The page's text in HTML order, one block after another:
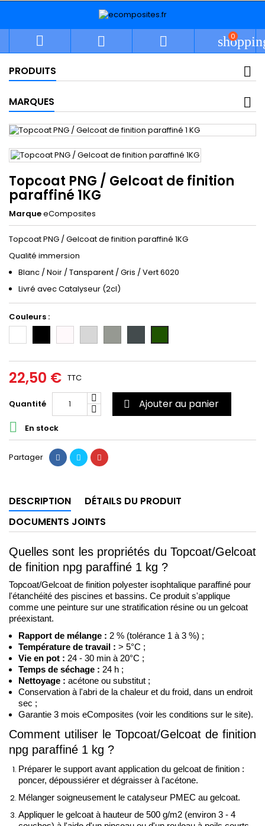
   0
PRODUITS
MARQUES
Topcoat PNG / Gelcoat de finition
paraffiné 1KG
MarqueeComposites
Topcoat PNG / Gelcoat de finition paraffiné 1KG
Qualité immersion
Blanc / Noir / Tansparent / Gris / Vert 6020
Livré avec Catalyseur (2cl)
Couleurs :
clair
7035)
moyen
7004)
foncé
7011)
6020
22,50 € TTC
Quantité  Ajouter au panier
 En stock
Partager
DESCRIPTION
DÉTAILS DU PRODUIT
DOCUMENTS JOINTS
Quelles sont les propriétés du Topcoat/Gelcoat
de finition npg paraffiné 1 kg ?
Topcoat/Gelcoat de finition polyester isophtalique paraffiné pour
l'étanchéité des piscines et bassins. Ce produit s'applique
comme une peinture sur une stratification résine ou un gelcoat
préexistant.
Rapport de mélange : 2 % (tolérance 1 à 3 %) ;
Température de travail : > 5°C ;
Vie en pot : 24 - 30 min à 20°C ;
Temps de séchage : 24 h ;
Nettoyage : acétone ou substitut ;
Conservation à l'abri de la chaleur et du froid, dans un endroit
sec ;
Garantie 3 mois eComposites (voir les conditions sur le site).
Comment utiliser le Topcoat/Gelcoat de finition
npg paraffiné 1 kg ?
Préparer le support avant application du gelcoat de finition :
poncer, dépoussiérer et dégraisser à l'acétone.
Mélanger soigneusement le catalyseur PMEC au gelcoat.
Appliquer le gelcoat à hauteur de 500 g/m2 (environ 3 - 4